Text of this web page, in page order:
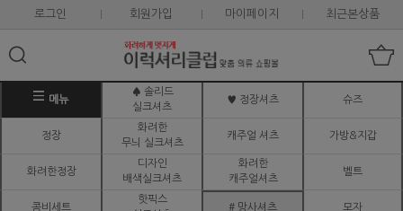
로그인 회원가입 마이페이지 최근본상품
메뉴
♠ 솔리드
실크셔츠
♥ 정장셔츠 슈즈
정장
화려한
무늬 실크셔츠
캐주얼 셔츠 가방&지갑
화려한정장
디자인
배색실크셔츠
화려한
캐주얼셔츠
벨트
콤비세트
핫픽스
# 망사셔츠 모자